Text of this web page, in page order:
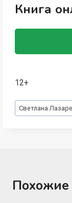
Книга
12+
Метки
записи:
Светлана
Похожие